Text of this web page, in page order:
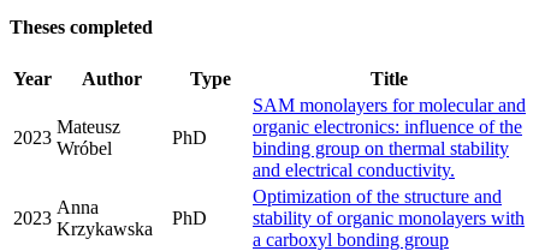
Theses completed
Year Author Type Title
2023
Mateusz
Wróbel
PhD
SAM monolayers for molecular and
organic electronics: influence of the
binding group on thermal stability
and electrical conductivity.
2023
Anna
Krzykawska
PhD
Optimization of the structure and
stability of organic monolayers with
a carboxyl bonding group